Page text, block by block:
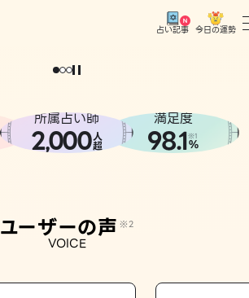
占い記事 今日の運勢
どうせなら
。
所属占い師
2,000人
超
満足度
98.1※1
%
ユーザーの声 ※2
VOICE